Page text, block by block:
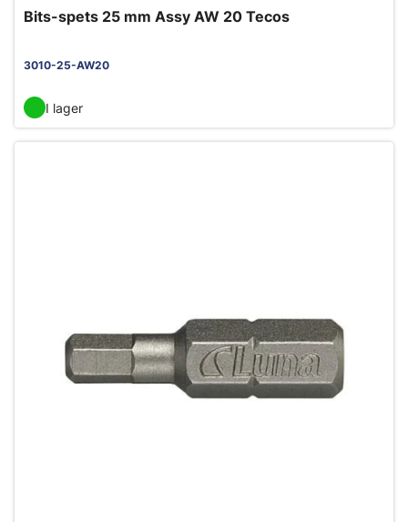
Bits-spets 25 mm Assy AW 20 Tecos
3010-25-AW20
I lager